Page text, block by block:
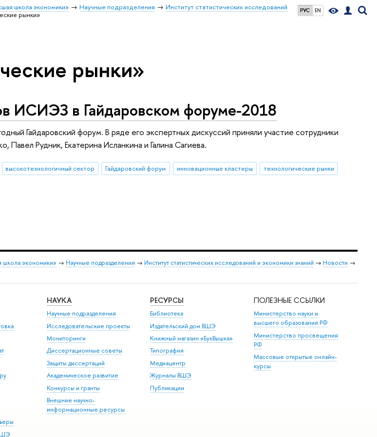
РУС EN
школа экономики» Научные подразделения
Институт статистических исследований
рынки»
рынки»
ИСИЭЗ в Гайдаровском форуме-2018
Гайдаровский форум. В ряде его экспертных дискуссий приняли участие сотрудники
Рудник, Екатерина Исланкина и Галина Сагиева.
высокотехнологичный сектор Гайдаровский форум инновационные кластеры технологические рынки
школа экономики» → Научные подразделения → Институт статистических исследований и экономики знаний → Новости →
НАУКА
Научные подразделения
Исследовательские проекты
Мониторинги
Диссертационные советы
Защиты диссертаций
Академическое развитие
Конкурсы и гранты
Внешние научно-
информационные ресурсы
РЕСУРСЫ
Библиотека
Издательский дом ВШЭ
Книжный магазин «БукВышка»
Типография
Медиацентр
Журналы ВШЭ
Публикации
ПОЛЕЗНЫЕ ССЫЛКИ
Министерство науки и
высшего образования РФ
Министерство просвещения
РФ
Массовые открытые онлайн-
курсы